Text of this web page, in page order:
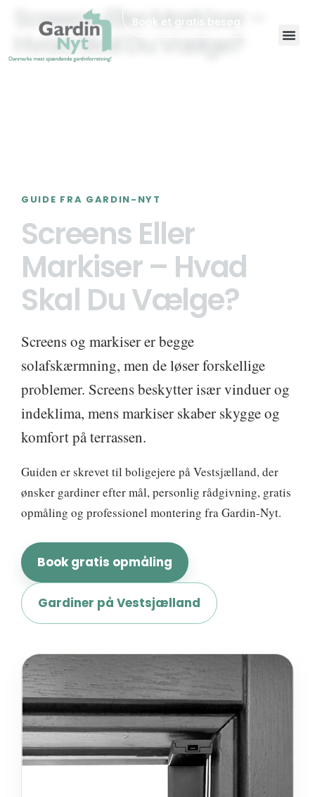
Book et gratis besøg
Screens Eller Markiser –
Hvad Skal Du Vælge?
GUIDE FRA GARDIN-NYT
Screens Eller
Markiser – Hvad
Skal Du Vælge?
Screens og markiser er begge
solafskærmning, men de løser forskellige
problemer. Screens beskytter især vinduer og
indeklima, mens markiser skaber skygge og
komfort på terrassen.
Guiden er skrevet til boligejere på Vestsjælland, der
ønsker gardiner efter mål, personlig rådgivning, gratis
opmåling og professionel montering fra Gardin-Nyt.
Book gratis opmåling
Gardiner på Vestsjælland